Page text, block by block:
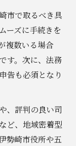
断基準
方
策案解説
案の比較
リット
と対応策
の工夫
市で取るべき具
ーズに手続きを
複数いる場合
す。次に、法務
告も必須となり
、評判の良い司
ど、地域密着型
勢崎市役所や五